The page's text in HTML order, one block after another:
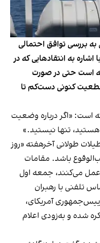
بررسی توافق احتمالی
به انتقادهایی که در
است حتی در صورت
کنونی دست‌کم تا
است: «اگر درباره وضعیت
هستید، تنها نیستید.»
طولانی آخرهفته «روز
باشد. مقامات
می‌کنند، جمعه اول
تلفنی با رهبران
آمریکای،
شده و به‌زودی اعلام